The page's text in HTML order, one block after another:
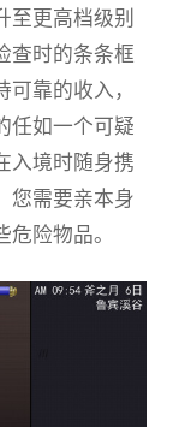
至更高档级别
查时的条条框
靠的收入，
任如一个可疑
入境时随身携
您需要亲本身
险物品。